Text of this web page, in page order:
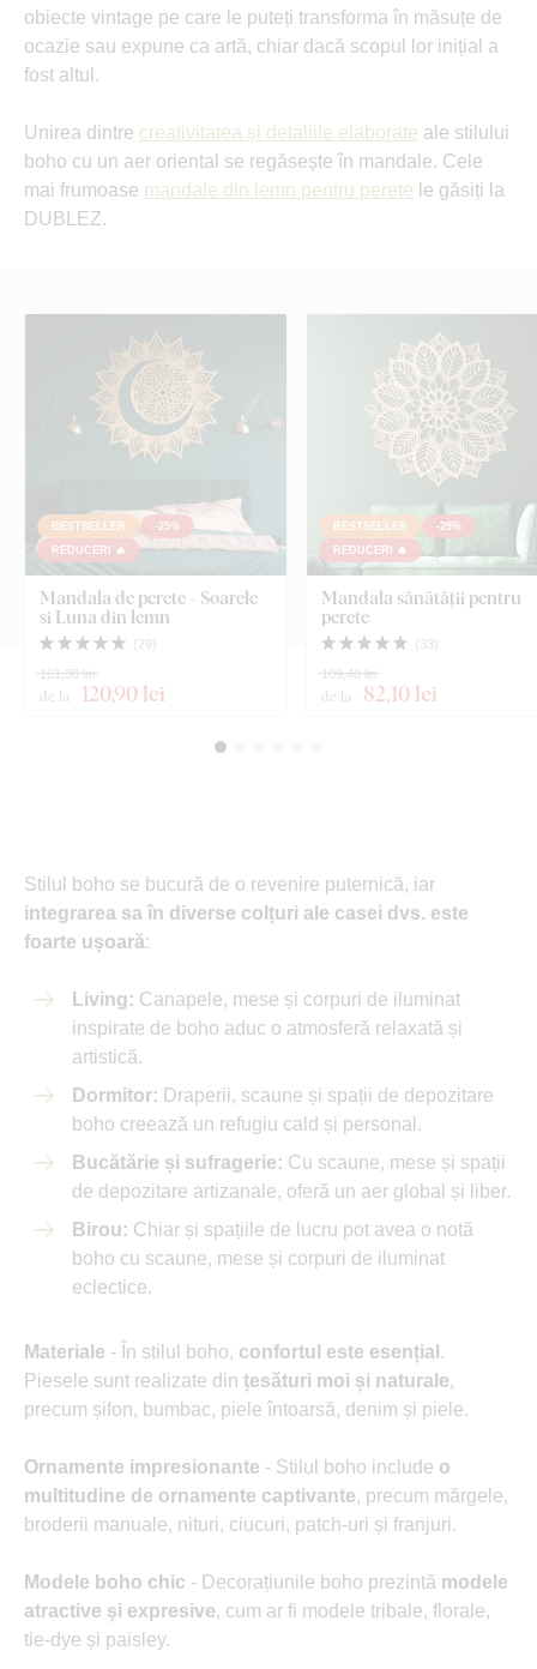
obiecte vintage pe care le puteți transforma în măsuțe de
ocazie sau expune ca artă, chiar dacă scopul lor inițial a
fost altul.
Unirea dintre creativitatea și detaliile elaborate ale stilului
boho cu un aer oriental se regăsește în mandale. Cele
mai frumoase mandale din lemn pentru perete le găsiți la
DUBLEZ.
BESTSELLER
-25%
REDUCERI 🔥
Mandala de perete - Soarele
si Luna din lemn
( 29)
de la 120,90 lei
161,30 lei
BESTSELLER
-25%
REDUCERI 🔥
Mandala sănătății pentru
perete
( 33)
de la 82,10 lei
109,40 lei
Stilul boho se bucură de o revenire puternică, iar
integrarea sa în diverse colțuri ale casei dvs. este
foarte ușoară:
Living: Canapele, mese și corpuri de iluminat
inspirate de boho aduc o atmosferă relaxată și
artistică.
Dormitor: Draperii, scaune și spații de depozitare
boho creează un refugiu cald și personal.
Bucătărie și sufragerie: Cu scaune, mese și spații
de depozitare artizanale, oferă un aer global și liber.
Birou: Chiar și spațiile de lucru pot avea o notă
boho cu scaune, mese și corpuri de iluminat
eclectice.
Materiale - În stilul boho, confortul este esențial .
Piesele sunt realizate din țesături moi și naturale,
precum șifon, bumbac, piele întoarsă, denim și piele.
Ornamente impresionante - Stilul boho include o
multitudine de ornamente captivante, precum mărgele,
broderii manuale, nituri, ciucuri, patch-uri și franjuri.
Modele boho chic - Decorațiunile boho prezintă modele
atractive și expresive, cum ar fi modele tribale, florale,
tie-dye și paisley.